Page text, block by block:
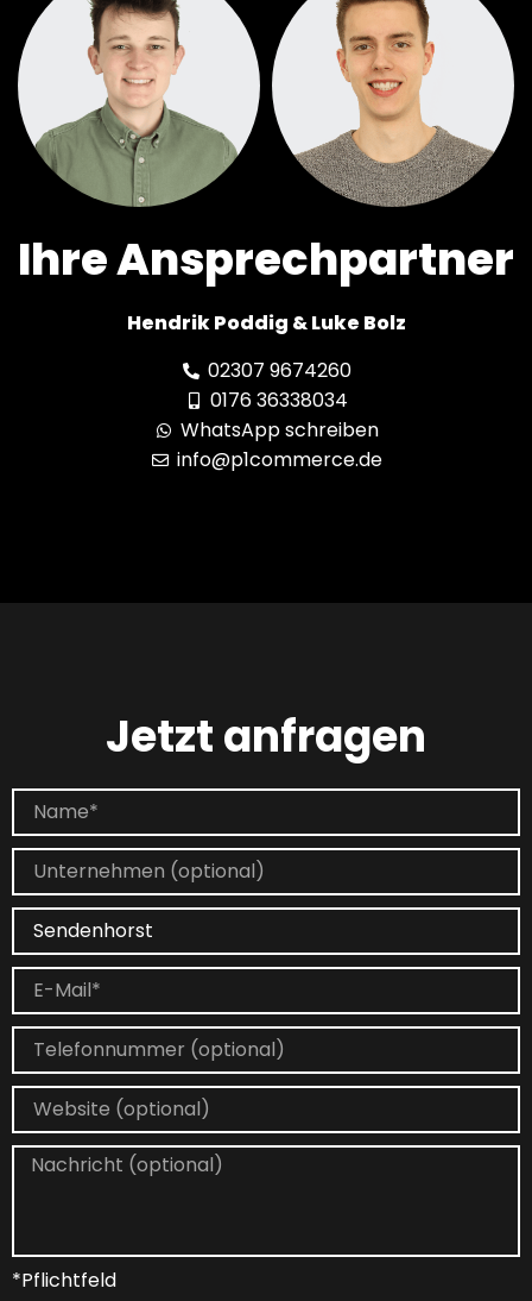
Ihre Ansprechpartner
Hendrik Poddig & Luke Bolz
02307 9674260
0176 36338034
WhatsApp schreiben
info@p1commerce.de
Jetzt anfragen
*Pflichtfeld